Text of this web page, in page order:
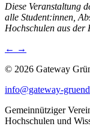
Diese Veranstaltung
alle Student:innen,
Hochschulen aus der
← →
© 2026 Gateway
info@gateway-
Gemeinnütziger
Hochschulen und